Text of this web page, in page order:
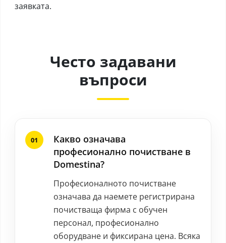
заявката.
Често задавани
въпроси
Какво означава
професионално почистване в
Domestina?
Професионалното почистване
означава да наемете регистрирана
почистваща фирма с обучен
персонал, професионално
оборудване и фиксирана цена. Всяка